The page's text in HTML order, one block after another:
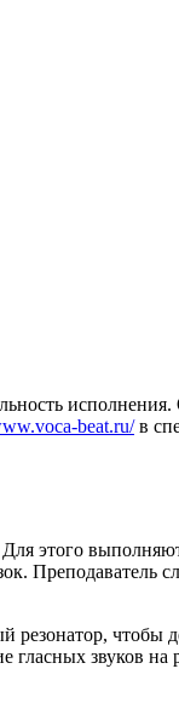
исполнения.
beat.ru/в
Для этого
Преподаватель
чтобы
гласных звуков на